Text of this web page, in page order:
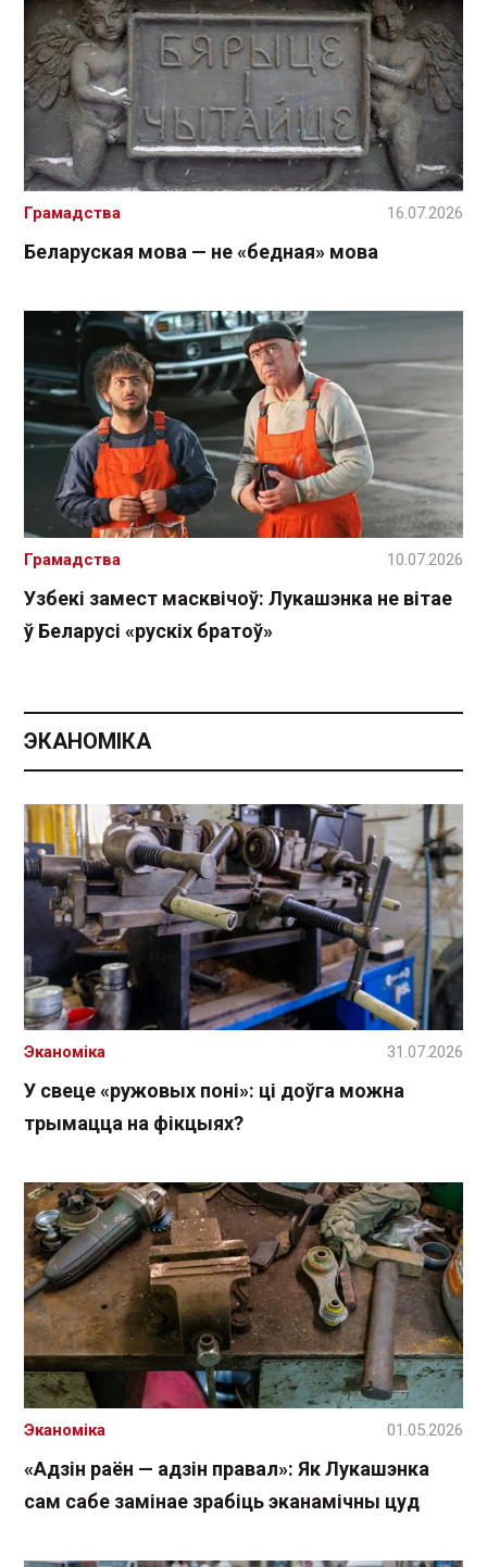
Беларуская мова — не «бедная» мова
Грамадства 16.07.2026
Узбекі замест масквічоў: Лукашэнка не вітае
ў Беларусі «рускіх братоў»
Грамадства 10.07.2026
ЭКАНОМІКА
У свеце «ружовых поні»: ці доўга можна
трымацца на фікцыях?
Эканоміка 31.07.2026
«Адзін раён — адзін правал»: Як Лукашэнка
сам сабе замінае зрабіць эканамічны цуд
Эканоміка 01.05.2026